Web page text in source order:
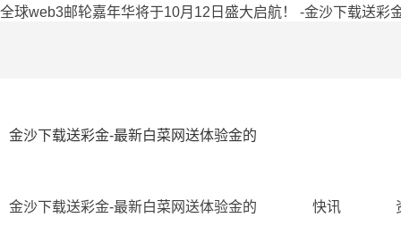
全球web3邮轮嘉年华将于10月12日盛大启航！ -金沙下载送彩
金沙下载送彩金-最新白菜网送体验金的
金沙下载送彩金-最新白菜网送体验金的 快讯